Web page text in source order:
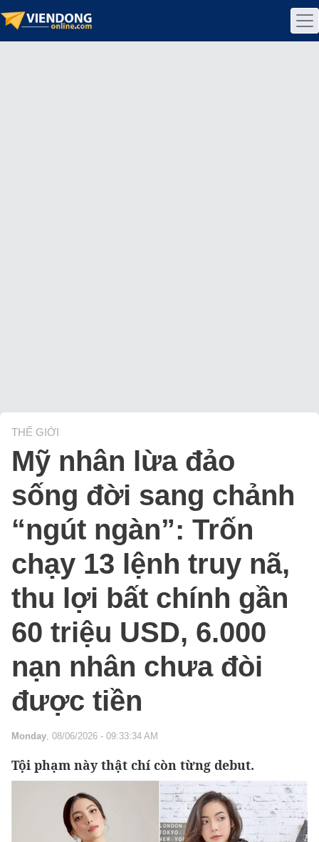
THẾ GIỚI
Mỹ nhân lừa đảo
sống đời sang chảnh
“ngút ngàn”: Trốn
chạy 13 lệnh truy nã,
thu lợi bất chính gần
60 triệu USD, 6.000
nạn nhân chưa đòi
được tiền
Monday, 08/06/2026 - 09:33:34 AM
Tội phạm này thật chí còn từng debut.